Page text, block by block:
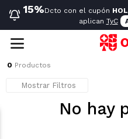
15%Dcto con el cupón
aplican TyC
0 Productos
Mostrar Filtros
No hay